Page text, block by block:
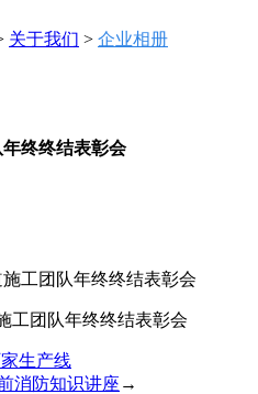
关于我们 > 企业相册
终终结表彰会
工团队年终终结表彰会
生产线
消防知识讲座 →